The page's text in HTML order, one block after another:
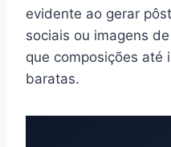
evidente ao gerar
sociais ou imagens
que composições até
baratas.